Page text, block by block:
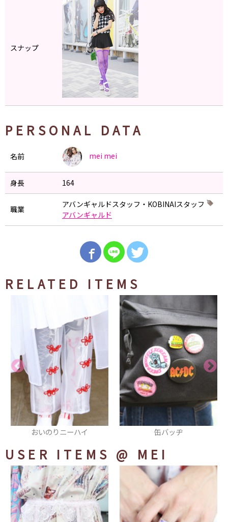
スナップ
PERSONAL DATA
名前 mei mei
身長 164
職業
アバンギャルドスタッフ・KOBINAIスタッフ
アバンギャルド
RELATED ITEMS
缶バッヂ ワンピース
USER ITEMS @ MEI